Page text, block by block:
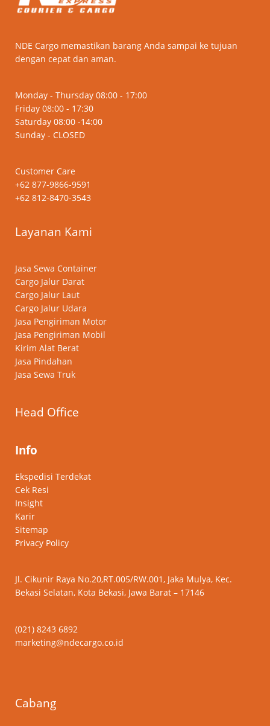
NDE Cargo memastikan barang Anda sampai ke tujuan
dengan cepat dan aman.
Monday - Thursday 08:00 - 17:00
Friday 08:00 - 17:30
Saturday 08:00 -14:00
Sunday - CLOSED
Customer Care
+62 877-9866-9591
+62 812-8470-3543
Layanan Kami
Jasa Sewa Container
Cargo Jalur Darat
Cargo Jalur Laut
Cargo Jalur Udara
Jasa Pengiriman Motor
Jasa Pengiriman Mobil
Kirim Alat Berat
Jasa Pindahan
Jasa Sewa Truk
Head Office
Info
Ekspedisi Terdekat
Cek Resi
Insight
Karir
Sitemap
Privacy Policy
Jl. Cikunir Raya No.20,RT.005/RW.001, Jaka Mulya, Kec.
Bekasi Selatan, Kota Bekasi, Jawa Barat – 17146
(021) 8243 6892
marketing@ndecargo.co.id
Cabang